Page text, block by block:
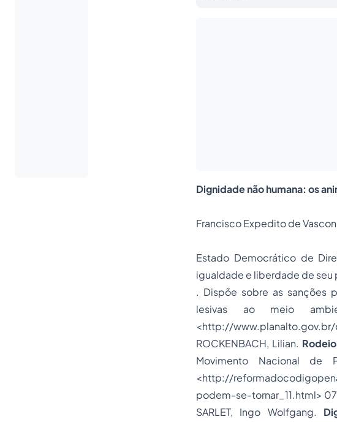
Dignidade não humana: os
Francisco Expedito de
Estado Democrático de
igualdade e liberdade de seu
. Dispõe sobre as sanções
lesivas ao meio
<http://www.planalto.gov.br/
ROCKENBACH, Lilian.
Movimento Nacional de
<http://
podem-se-tornar_11.html>
SARLET, Ingo Wolfgang.